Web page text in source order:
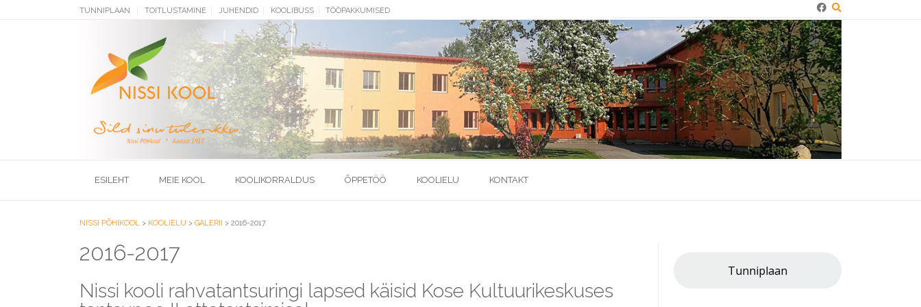
TUNNIPLAAN TOITLUSTAMINE JUHENDID KOOLIBUSS TÖÖPAKKUMISED
ESILEHT MEIE KOOL KOOLIKORRALDUS ÕPPETÖÖ KOOLIELU KONTAKT
NISSI PÕHIKOOL > KOOLIELU > GALERII > 2016-2017
2016-2017
Nissi kooli rahvatantsuringi lapsed käisid Kose Kultuurikeskuses
Tunniplaan